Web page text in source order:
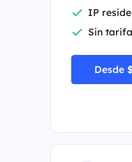
IP
Sin
Desde